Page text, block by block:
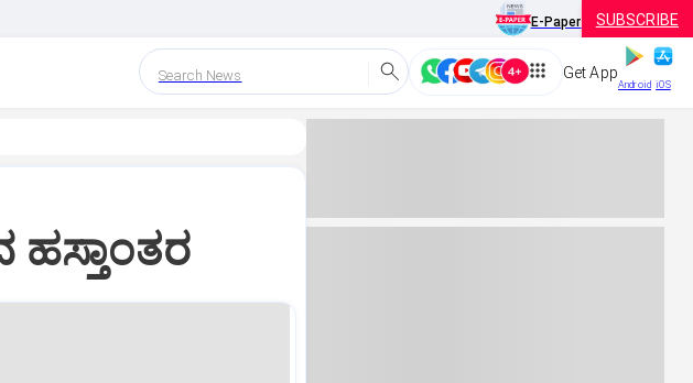
E-Paper SUBSCRIBE
Search News Get App
Android iOS
ಹಸ್ತಾಂತರ